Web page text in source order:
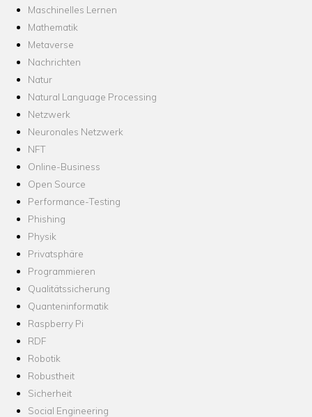
Maschinelles Lernen
Mathematik
Metaverse
Nachrichten
Natur
Natural Language Processing
Netzwerk
Neuronales Netzwerk
NFT
Online-Business
Open Source
Performance-Testing
Phishing
Physik
Privatsphäre
Programmieren
Qualitätssicherung
Quanteninformatik
Raspberry Pi
RDF
Robotik
Robustheit
Sicherheit
Social Engineering